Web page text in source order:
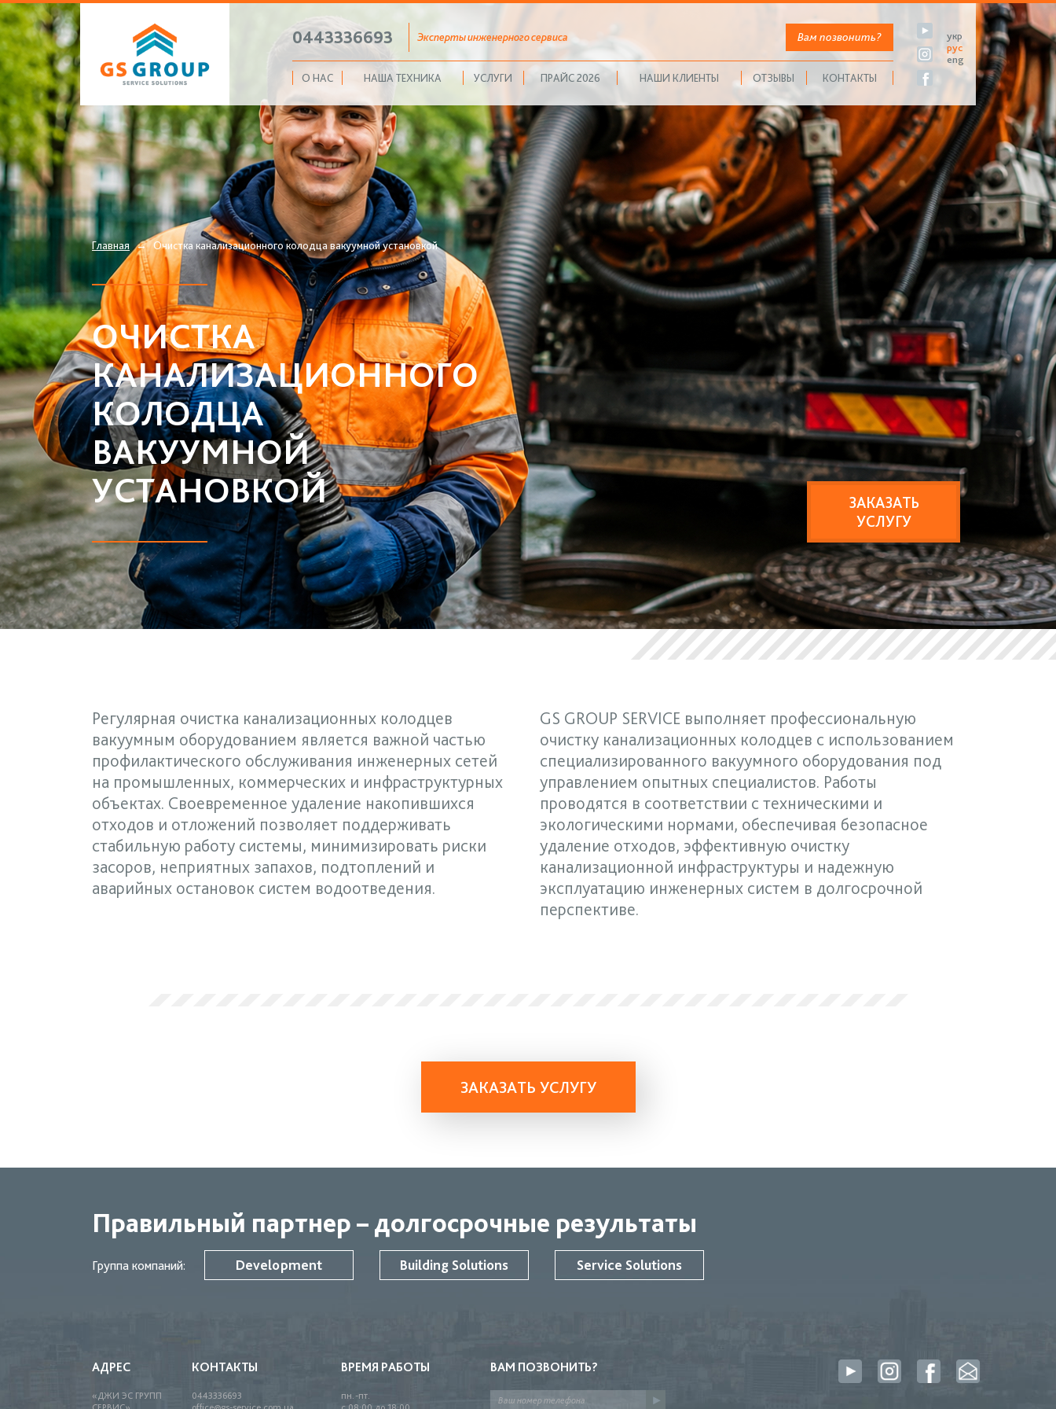
0443336693 Эксперты инженерного сервиса Вам позвонить?
О НАС НАША ТЕХНИКА УСЛУГИ ПРАЙС 2026 НАШИ КЛИЕНТЫ ОТЗЫВЫ КОНТАКТЫ
укр
рус
eng
Главная → Очистка канализационного колодца вакуумной установкой
ОЧИСТКА
КАНАЛИЗАЦИОННОГО
КОЛОДЦА
ВАКУУМНОЙ
УСТАНОВКОЙ
ЗАКАЗАТЬ
УСЛУГУ
Регулярная очистка канализационных колодцев
вакуумным оборудованием является важной частью
профилактического обслуживания инженерных сетей
на промышленных, коммерческих и инфраструктурных
объектах. Своевременное удаление накопившихся
отходов и отложений позволяет поддерживать
стабильную работу системы, минимизировать риски
засоров, неприятных запахов, подтоплений и
аварийных остановок систем водоотведения.
GS GROUP SERVICE выполняет профессиональную
очистку канализационных колодцев с использованием
специализированного вакуумного оборудования под
управлением опытных специалистов. Работы
проводятся в соответствии с техническими и
экологическими нормами, обеспечивая безопасное
удаление отходов, эффективную очистку
канализационной инфраструктуры и надежную
эксплуатацию инженерных систем в долгосрочной
перспективе.
ЗАКАЗАТЬ УСЛУГУ
Правильный партнер – долгосрочные результаты
Группа компаний: Development Building Solutions Service Solutions
АДРЕС
«ДЖИ ЭС ГРУПП
КОНТАКТЫ
0443336693
ВРЕМЯ РАБОТЫ
пн.-пт.
ВАМ ПОЗВОНИТЬ?